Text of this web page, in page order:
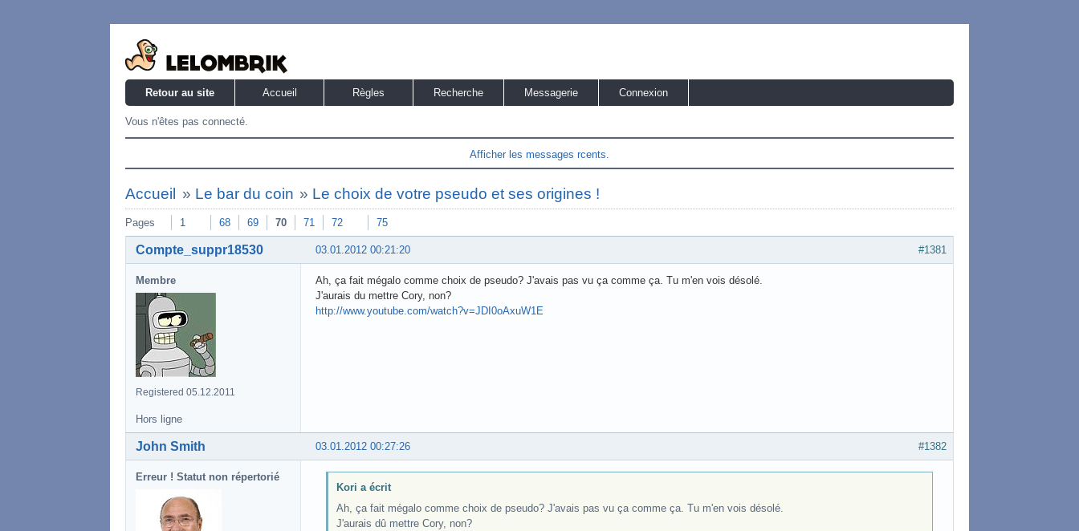
Retour au site Accueil Règles Recherche Messagerie Connexion
Vous n'êtes pas connecté.
Afficher les messages rcents.
Accueil » Le bar du coin » Le choix de votre pseudo et ses origines !
Pages 1 68 69 70 71 72 75
#1381
03.01.2012 00:21:20
Compte_suppr18530
Membre
Registered 05.12.2011
Ah, ça fait mégalo comme choix de pseudo? J'avais pas vu ça comme ça. Tu m'en vois désolé.
J'aurais du mettre Cory, non?
http://www.youtube.com/watch?v=JDI0oAxuW1E
Hors ligne
#1382
03.01.2012 00:27:26
John Smith
Erreur ! Statut non répertorié
Kori a écrit
Ah, ça fait mégalo comme choix de pseudo? J'avais pas vu ça comme ça. Tu m'en vois désolé.
J'aurais dû mettre Cory, non?